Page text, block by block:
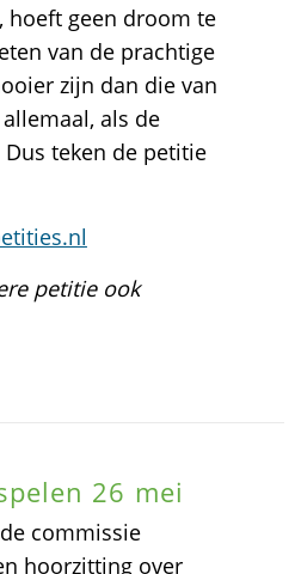
hoeft geen droom te
van de prachtige
zijn dan die van
als de
teken de petitie
petitie ook
26 mei
commissie
hoorzitting over